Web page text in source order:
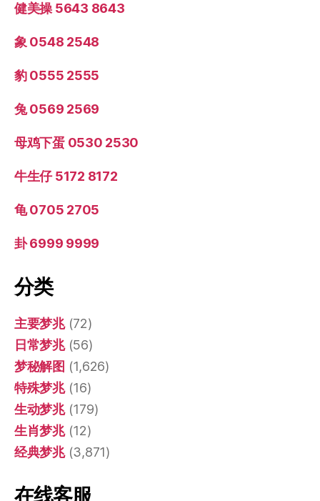
健美操 5643 8643
象 0548 2548
豹 0555 2555
兔 0569 2569
母鸡下蛋 0530 2530
牛生仔 5172 8172
龟 0705 2705
卦 6999 9999
分类
主要梦兆(72)
日常梦兆(56)
梦秘解图 (1,626)
特殊梦兆(16)
生动梦兆(179)
生肖梦兆(12)
经典梦兆(3,871)
在线客服